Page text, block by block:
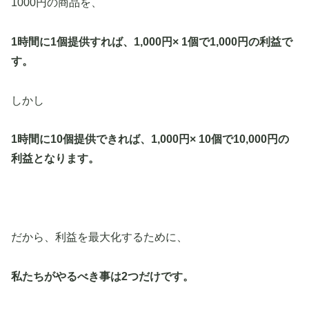
1000円の商品を、
1時間に1個提供すれば、1,000円× 1個で1,000円の利益で
す。
しかし
1時間に10個提供できれば、1,000円× 10個で10,000円の
利益となります。
だから、利益を最大化するために、
私たちがやるべき事は2つだけです。